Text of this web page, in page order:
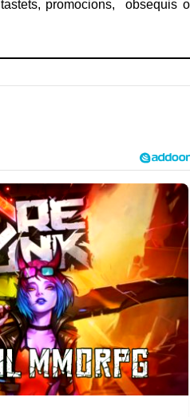
promocions, obsequis o